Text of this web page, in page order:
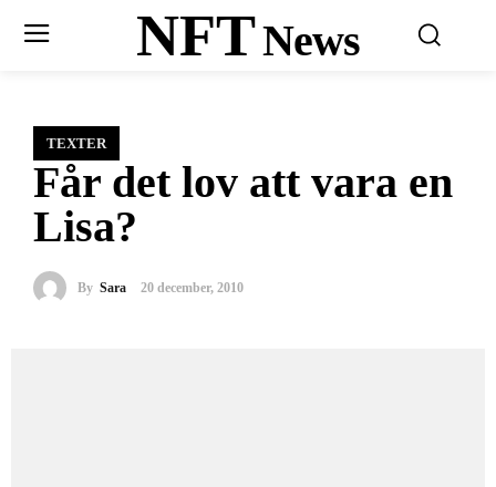
NFTNews
TEXTER
Får det lov att vara en
Lisa?
By Sara 20 december, 2010